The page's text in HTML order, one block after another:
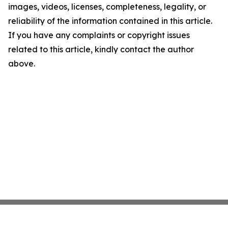
images, videos, licenses, completeness, legality, or
reliability of the information contained in this article.
If you have any complaints or copyright issues
related to this article, kindly contact the author
above.